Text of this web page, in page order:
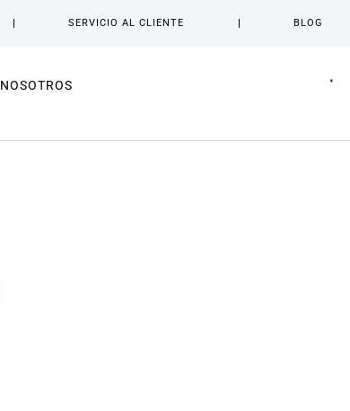
SERVICIO AL CLIENTE BLOG
NOSOTROS